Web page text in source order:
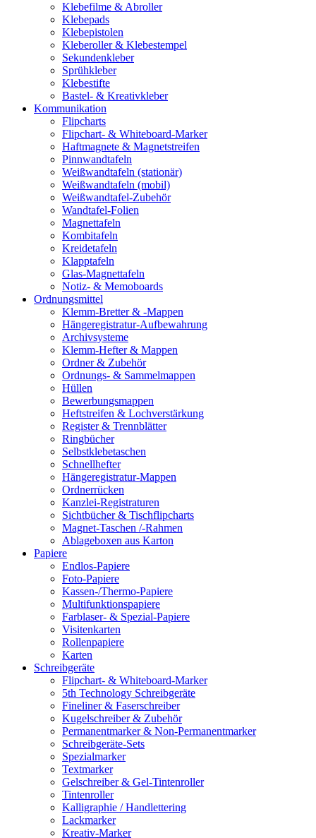
Klebefilme & Abroller
Klebepads
Klebepistolen
Kleberoller & Klebestempel
Sekundenkleber
Sprühkleber
Klebestifte
Bastel- & Kreativkleber
Kommunikation
Flipcharts
Flipchart- & Whiteboard-Marker
Haftmagnete & Magnetstreifen
Pinnwandtafeln
Weißwandtafeln (stationär)
Weißwandtafeln (mobil)
Weißwandtafel-Zubehör
Wandtafel-Folien
Magnettafeln
Kombitafeln
Kreidetafeln
Klapptafeln
Glas-Magnettafeln
Notiz- & Memoboards
Ordnungsmittel
Klemm-Bretter & -Mappen
Hängeregistratur-Aufbewahrung
Archivsysteme
Klemm-Hefter & Mappen
Ordner & Zubehör
Ordnungs- & Sammelmappen
Hüllen
Bewerbungsmappen
Heftstreifen & Lochverstärkung
Register & Trennblätter
Ringbücher
Selbstklebetaschen
Schnellhefter
Hängeregistratur-Mappen
Ordnerrücken
Kanzlei-Registraturen
Sichtbücher & Tischflipcharts
Magnet-Taschen /-Rahmen
Ablageboxen aus Karton
Papiere
Endlos-Papiere
Foto-Papiere
Kassen-/Thermo-Papiere
Multifunktionspapiere
Farblaser- & Spezial-Papiere
Visitenkarten
Rollenpapiere
Karten
Schreibgeräte
Flipchart- & Whiteboard-Marker
5th Technology Schreibgeräte
Fineliner & Faserschreiber
Kugelschreiber & Zubehör
Permanentmarker & Non-Permanentmarker
Schreibgeräte-Sets
Spezialmarker
Textmarker
Gelschreiber & Gel-Tintenroller
Tintenroller
Kalligraphie / Handlettering
Lackmarker
Kreativ-Marker